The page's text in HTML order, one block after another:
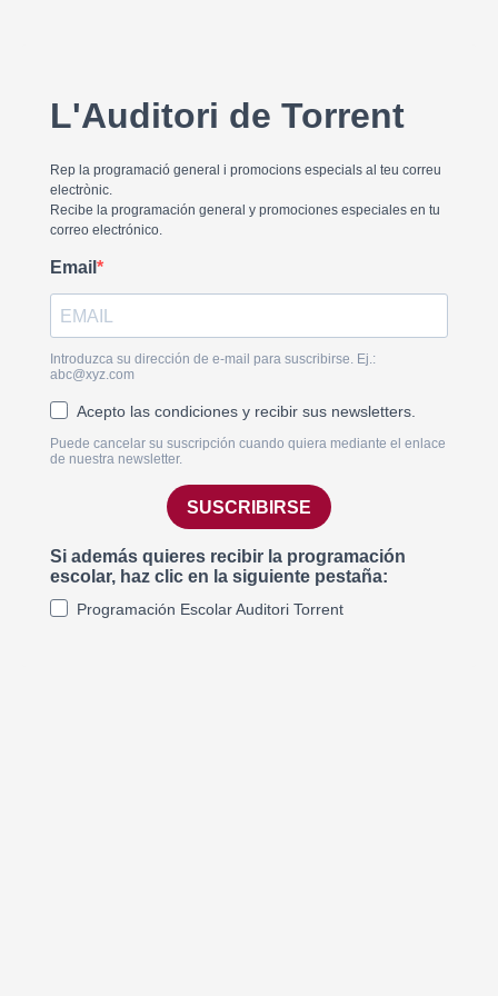
L'Auditori de Torrent
Rep la programació general i promocions especials al teu correu
electrònic.
Recibe la programación general y promociones especiales en tu
correo electrónico.
Email
Introduzca su dirección de e-mail para suscribirse. Ej.:
abc@xyz.com
Acepto las condiciones y recibir sus newsletters.
Puede cancelar su suscripción cuando quiera mediante el enlace
de nuestra newsletter.
SUSCRIBIRSE
Si además quieres recibir la programación
escolar, haz clic en la siguiente pestaña:
Programación Escolar Auditori Torrent